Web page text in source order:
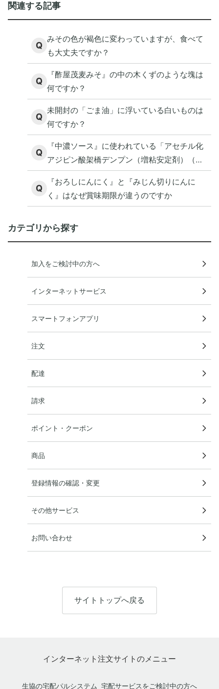
関連する記事
Q
みその色が褐色に変わっていますが、食べて
も大丈夫ですか？
Q
『酢屋茂麦みそ』の中の木くずのような塊は
何ですか？
Q
未開封の「ごま油」に浮いている白いものは
何ですか？
Q
『中濃ソース』に使われている「アセチル化
アジピン酸架橋デンプン（増粘安定剤）（加
工デンプン）」とはどんな添加物ですか？
Q
『おろしにんにく』と『みじん切りにんに
く』はなぜ賞味期限が違うのですか
カテゴリから探す
加入をご検討中の方へ
インターネットサービス
スマートフォンアプリ
注文
配達
請求
ポイント・クーポン
商品
登録情報の確認・変更
その他サービス
お問い合わせ
サイトトップへ戻る
インターネット注文サイトのメニュー
生協の宅配パルシステム 宅配サービスをご検討中の方へ